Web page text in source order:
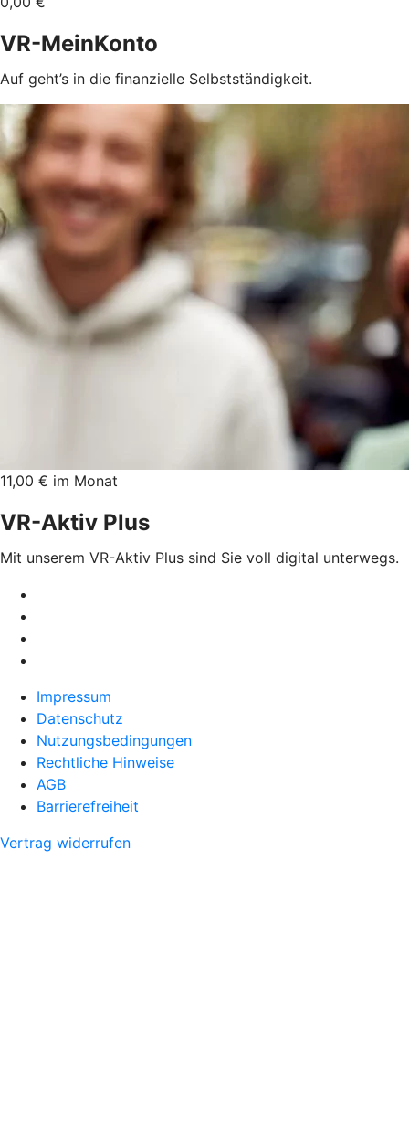
VR-MeinKonto
Auf geht’s in die finanzielle Selbstständigkeit.
11,00 € im Monat
VR-Aktiv Plus
Mit unserem VR-Aktiv Plus sind Sie voll digital unterwegs.
Impressum
Datenschutz
Nutzungsbedingungen
Rechtliche Hinweise
AGB
Barrierefreiheit
Vertrag widerrufen